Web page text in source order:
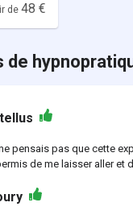
de48 €
de
pensais pas que cette
de me laisser aller et